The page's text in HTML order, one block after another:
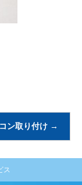
ン取り付け →
ス